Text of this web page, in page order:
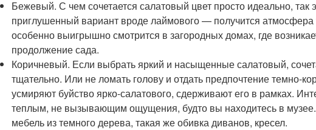
Бежевый. С чем сочетается салатовый цвет просто идеально,
приглушенный вариант вроде лаймового — получится
особенно выигрышно смотрится в загородных домах, где
продолжение сада.
Коричневый. Если выбрать яркий и насыщенные салатовый,
тщательно. Или не ломать голову и отдать предпочтение темно-
усмиряют буйство ярко-салатового, сдерживают его в рамках.
теплым, не вызывающим ощущения, будто вы находитесь в музее.
мебель из темного дерева, такая же обивка диванов, кресел.